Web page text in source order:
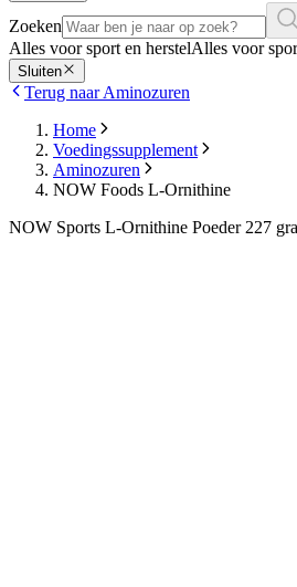
Zoeken
Alles voor sport en herstelAlles voor
Sluiten
Terug naar Aminozuren
Home
Voedingssupplement
Aminozuren
NOW Foods L-Ornithine
NOW Sports L-Ornithine Poeder 227